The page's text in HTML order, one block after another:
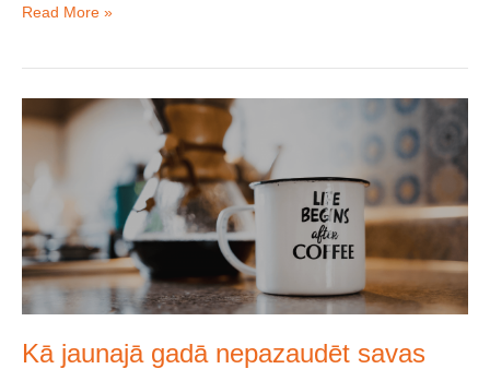
Read More »
Kā jaunajā gadā nepazaudēt savas
jaunajā
nepazaudēt
apņemšanās?